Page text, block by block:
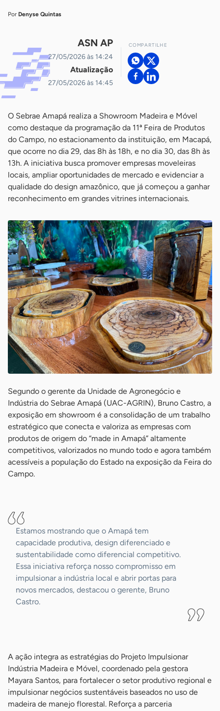
Por Denyse Quintas
ASN AP
27/05/2026 às 14:24
Atualização
27/05/2026 às 14:45
COMPARTILHE
O Sebrae Amapá realiza a Showroom Madeira e Móvel
como destaque da programação da 11ª Feira de Produtos
do Campo, no estacionamento da instituição, em Macapá,
que ocorre no dia 29, das 8h às 18h, e no dia 30, das 8h às
13h. A iniciativa busca promover empresas moveleiras
locais, ampliar oportunidades de mercado e evidenciar a
qualidade do design amazônico, que já começou a ganhar
reconhecimento em grandes vitrines internacionais.
Segundo o gerente da Unidade de Agronegócio e
Indústria do Sebrae Amapá (UAC-AGRIN), Bruno Castro, a
exposição em showroom é a consolidação de um trabalho
estratégico que conecta e valoriza as empresas com
produtos de origem do “made in Amapá” altamente
competitivos, valorizados no mundo todo e agora também
acessíveis a população do Estado na exposição da Feira do
Campo.
Estamos mostrando que o Amapá tem
capacidade produtiva, design diferenciado e
sustentabilidade como diferencial competitivo.
Essa iniciativa reforça nosso compromisso em
impulsionar a indústria local e abrir portas para
novos mercados, destacou o gerente, Bruno
Castro.
A ação integra as estratégias do Projeto Impulsionar
Indústria Madeira e Móvel, coordenado pela gestora
Mayara Santos, para fortalecer o setor produtivo regional e
impulsionar negócios sustentáveis baseados no uso de
madeira de manejo florestal. Reforça a parceria